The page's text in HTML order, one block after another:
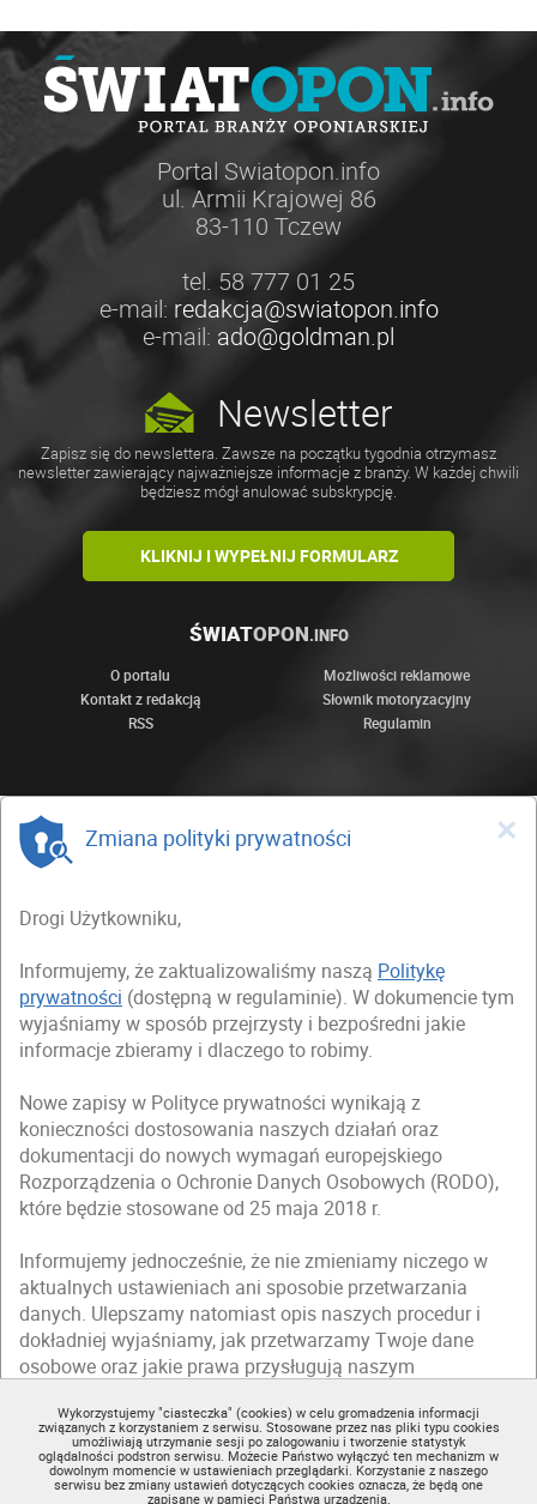
Wykorzystujemy "ciasteczka" (cookies) w celu gromadzenia informacji
związanych z korzystaniem z serwisu. Stosowane przez nas pliki typu cookies
umożliwiają utrzymanie sesji po zalogowaniu i tworzenie statystyk
oglądalności podstron serwisu. Możecie Państwo wyłączyć ten mechanizm w
dowolnym momencie w ustawieniach przeglądarki. Korzystanie z naszego
serwisu bez zmiany ustawień dotyczących cookies oznacza, że będą one
zapisane w pamięci Państwa urządzenia.
Portal Swiatopon.info
ul. Armii Krajowej 86
83-110 Tczew
tel. 58 777 01 25
e-mail: redakcja@swiatopon.info
e-mail: ado@goldman.pl
Newsletter
Zapisz się do newslettera. Zawsze na początku tygodnia otrzymasz
newsletter zawierający najważniejsze informacje z branży. W każdej chwili
będziesz mógł anulować subskrypcję.
KLIKNIJ I WYPEŁNIJ FORMULARZ
ŚWIATOPON.INFO
O portalu
Możliwości reklamowe
Kontakt z redakcją
Słownik motoryzacyjny
RSS
Regulamin
×
Zmiana polityki prywatności
Drogi Użytkowniku,
Informujemy, że zaktualizowaliśmy naszą Politykę
prywatności (dostępną w regulaminie). W dokumencie tym
wyjaśniamy w sposób przejrzysty i bezpośredni jakie
informacje zbieramy i dlaczego to robimy.
Nowe zapisy w Polityce prywatności wynikają z
konieczności dostosowania naszych działań oraz
dokumentacji do nowych wymagań europejskiego
Rozporządzenia o Ochronie Danych Osobowych (RODO),
które będzie stosowane od 25 maja 2018 r.
Informujemy jednocześnie, że nie zmieniamy niczego w
aktualnych ustawieniach ani sposobie przetwarzania
danych. Ulepszamy natomiast opis naszych procedur i
dokładniej wyjaśniamy, jak przetwarzamy Twoje dane
osobowe oraz jakie prawa przysługują naszym
Zapraszamy Cię do zapoznania się ze zmienionąPolityką
prywatności(dostępną w regulaminie).